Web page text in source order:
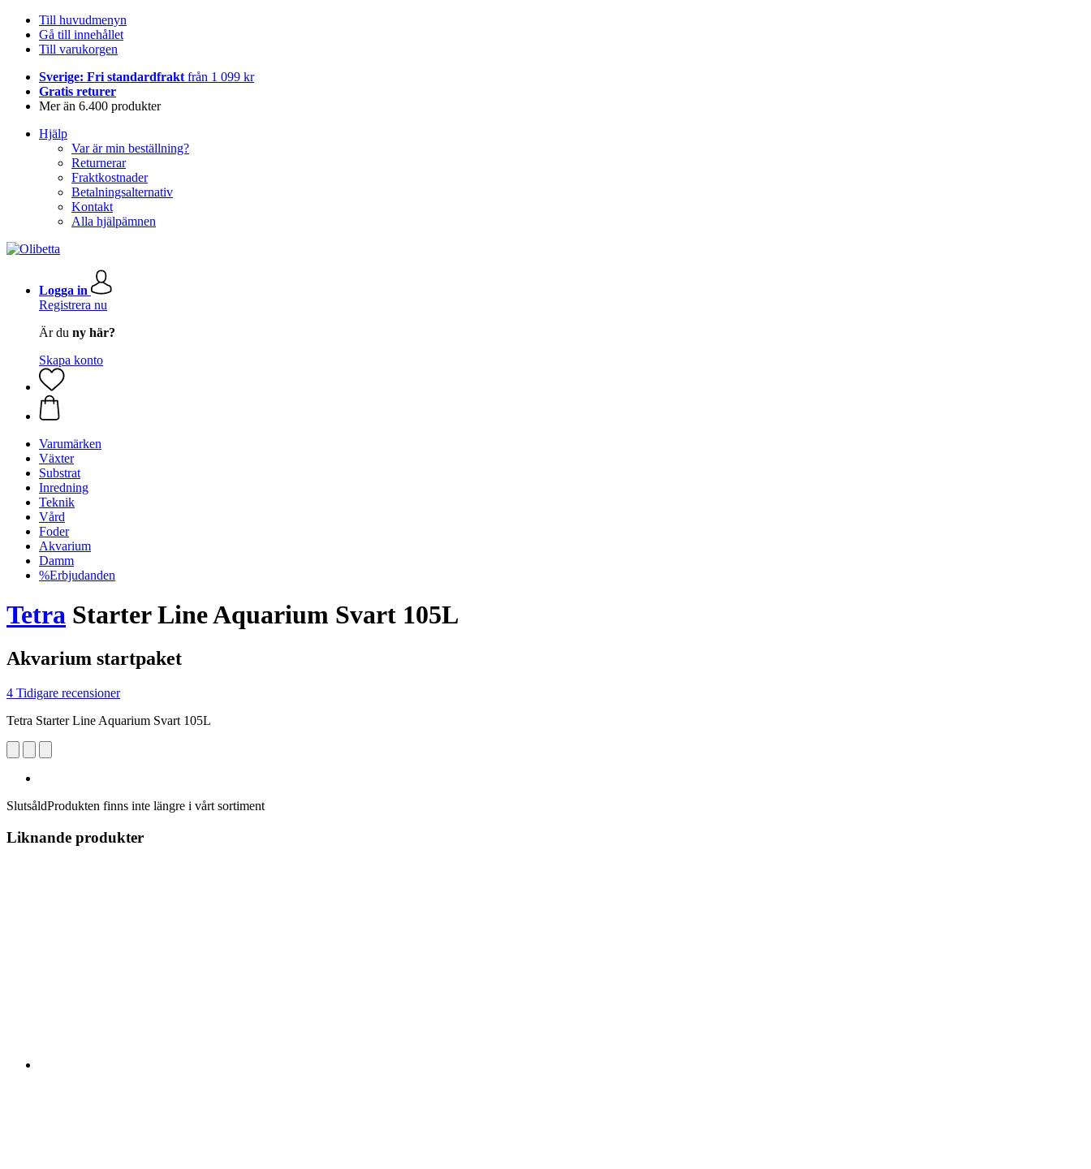
Till huvudmenyn
Gå till innehållet
Till varukorgen
Sverige: Fri standardfrakt från 1 099 kr
Gratis returer
Mer än 6.400 produkter
Hjälp
Var är min beställning?
Returnerar
Fraktkostnader
Betalningsalternativ
Kontakt
Alla hjälpämnen
Logga in
Registrera nu
Är du ny här?
Skapa konto
Varumärken
Växter
Substrat
Inredning
Teknik
Vård
Foder
Akvarium
Damm
%Erbjudanden
Tetra Starter Line Aquarium Svart 105L
Akvarium startpaket
4 Tidigare recensioner
Tetra Starter Line Aquarium Svart 105L
SlutsåldProdukten finns inte längre i vårt sortiment
Liknande produkter